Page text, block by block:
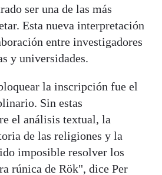
ser una de las más
Esta nueva interpretación
entre investigadores
y universidades.
la inscripción fue el
Sin estas
el análisis textual, la
de las religiones y la
imposible resolver los
rúnica de Rök", dice Per